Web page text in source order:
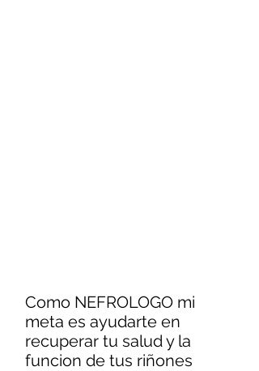
Como NEFROLOGO mi
meta es ayudarte en
recuperar tu salud y la
funcion de tus riñones